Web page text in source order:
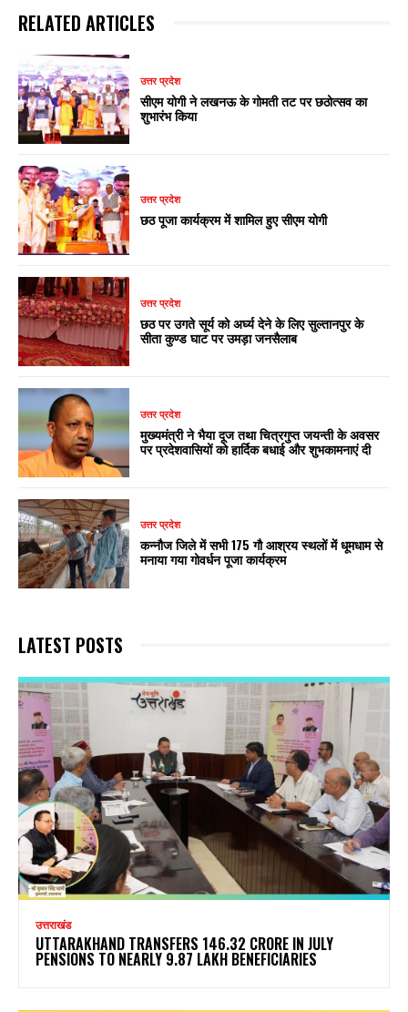
RELATED ARTICLES
उत्तर प्रदेश
सीएम योगी ने लखनऊ के गोमती तट पर छठोत्सव का
शुभारंभ किया
उत्तर प्रदेश
छठ पूजा कार्यक्रम में शामिल हुए सीएम योगी
उत्तर प्रदेश
छठ पर उगते सूर्य को अर्घ्य देने के लिए सुल्तानपुर के
सीता कुण्ड घाट पर उमड़ा जनसैलाब
उत्तर प्रदेश
मुख्यमंत्री ने भैया दूज तथा चित्रगुप्त जयन्ती के अवसर
पर प्रदेशवासियों को हार्दिक बधाई और शुभकामनाएं दी
उत्तर प्रदेश
कन्नौज जिले में सभी 175 गौ आश्रय स्थलों में धूमधाम से
मनाया गया गोवर्धन पूजा कार्यक्रम
LATEST POSTS
उत्तराखंड
UTTARAKHAND TRANSFERS ₹146.32 CRORE IN JULY
PENSIONS TO NEARLY 9.87 LAKH BENEFICIARIES